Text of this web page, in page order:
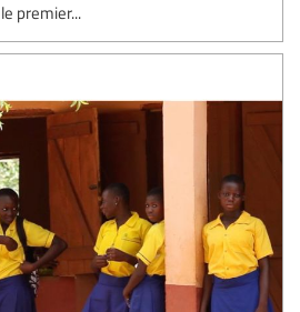
premier...